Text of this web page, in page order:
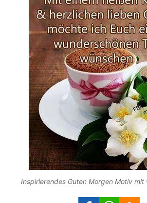
Inspirierendes Guten Morgen Motiv mit